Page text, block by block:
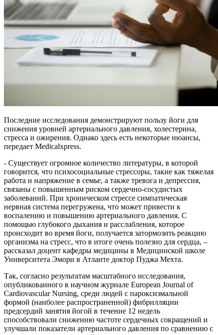
Последние исследования демонстрируют пользу йоги для
снижения уровней артериального давления, холестерина,
стресса и ожирения. Однако здесь есть некоторые нюансы,
передает Medicalxpress.
- Существует огромное количество литературы, в которой
говорится, что психосоциальные стрессоры, такие как тяжелая
работа и напряжение в семье, а также тревога и депрессия,
связаны с повышенным риском сердечно-сосудистых
заболеваний. При хроническом стрессе симпатическая
нервная система перегружена, что может привести к
воспалению и повышению артериального давления. С
помощью глубокого дыхания и расслабления, которое
происходит во время йоги, получается затормозить реакцию
организма на стресс, что в итоге очень полезно для сердца, –
рассказал доцент кафедры медицины в Медицинской школе
Университета Эмори в Атланте доктор Пуджа Мехта.
Так, согласно результатам масштабного исследования,
опубликованного в научном журнале European Journal of
Cardiovascular Nursing, среди людей с пароксизмальной
формой (наиболее распространенной) фибрилляции
предсердий занятия йогой в течение 12 недель
способствовали снижению частоте сердечных сокращений и
улучшали показатели артериального давления по сравнению с